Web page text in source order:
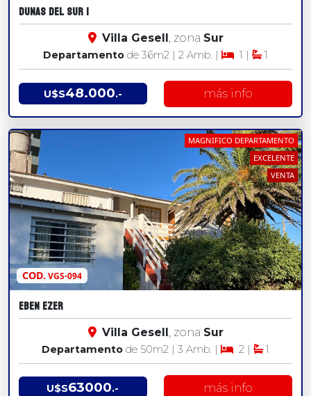
DUNAS DEL SUR 1
Villa Gesell, zona Sur
Departamento de 36m2 | 2 Amb. | 1 | 1
U$S48.000.- más info
COD.VGS-094
MAGNIFICO DEPARTAMENTO
EXCELENTE
VENTA
EBEN EZER
Villa Gesell , zona Sur
Departamento de 50m2 | 3 Amb. | 2 | 1
U$S63000.- más info